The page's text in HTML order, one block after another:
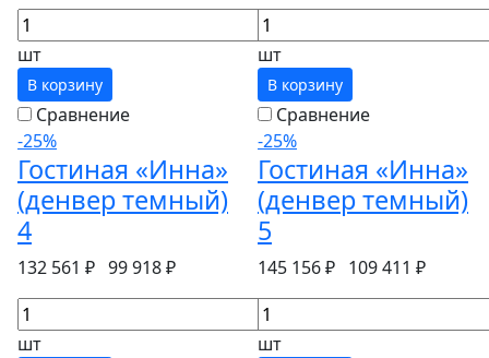
шт
В корзину
Сравнение
шт
В корзину
Сравнение
-25%
Гостиная «Инна»
(денвер темный)
4
132 561 ₽ 99 918 ₽
шт
-25%
Гостиная «Инна»
(денвер темный)
5
145 156 ₽ 109 411 ₽
шт